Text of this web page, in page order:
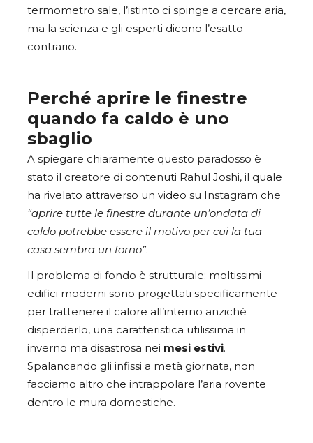
termometro sale, l’istinto ci spinge a cercare aria,
ma la scienza e gli esperti dicono l’esatto
contrario.
Perché aprire le finestre
quando fa caldo è uno
sbaglio
A spiegare chiaramente questo paradosso è
stato il creatore di contenuti Rahul Joshi, il quale
ha rivelato attraverso un video su Instagram che
“aprire tutte le finestre durante un’ondata di
caldo potrebbe essere il motivo per cui la tua
casa sembra un forno”.
Il problema di fondo è strutturale: moltissimi
edifici moderni sono progettati specificamente
per trattenere il calore all’interno anziché
disperderlo, una caratteristica utilissima in
inverno ma disastrosa nei mesi estivi.
Spalancando gli infissi a metà giornata, non
facciamo altro che intrappolare l’aria rovente
dentro le mura domestiche.